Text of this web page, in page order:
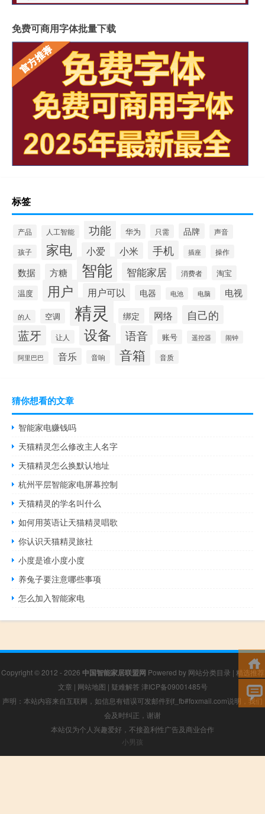
免费可商用字体批量下载
标签
产品 人工智能 功能 华为 只需 品牌 声音
孩子 家电 小爱 小米 手机 插座 操作
数据 方糖 智能 智能家居 消费者
淘宝
温度
用户 用户可以 电器 电池 电脑 电视
的人 空调 精灵 绑定 网络 自己的
蓝牙 让人 设备 语音 账号 遥控器 闹钟
阿里巴巴 音乐 音响 音箱 音质
猜你想看的文章
智能家电赚钱吗
天猫精灵怎么修改主人名字
天猫精灵怎么换默认地址
杭州平层智能家电屏幕控制
天猫精灵的学名叫什么
如何用英语让天猫精灵唱歌
你认识天猫精灵旅社
小度是谁小度小度
养兔子要注意哪些事项
怎么加入智能家电
Copyright © 2012 - 2026 中国智能家居联盟网 Powered by 网站分类目录 | 精选推荐
文章 | 网站地图 | 疑难解答 津ICP备09001485号
声明：本站内容来自互联网，如信息有错误可发邮件到f_fb#foxmail.com说明，我们
会及时纠正，谢谢
本站仅为个人兴趣爱好，不接盈利性广告及商业合作
小男孩